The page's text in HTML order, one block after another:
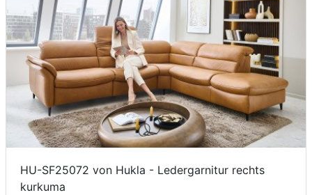
HU-SF25072 von Hukla - Ledergarnitur rechts
kurkuma